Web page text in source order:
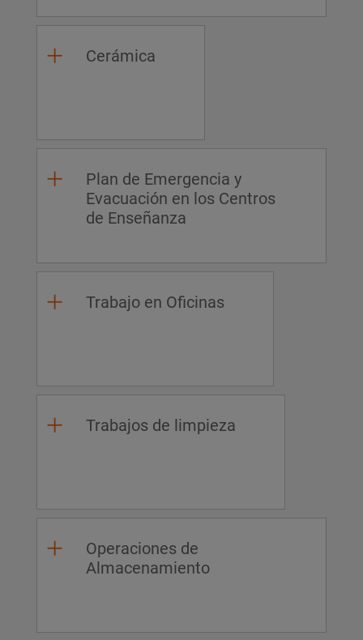
Cerámica
Plan de Emergencia y
Evacuación en los Centros
de Enseñanza
Trabajo en Oficinas
Trabajos de limpieza
Operaciones de
Almacenamiento